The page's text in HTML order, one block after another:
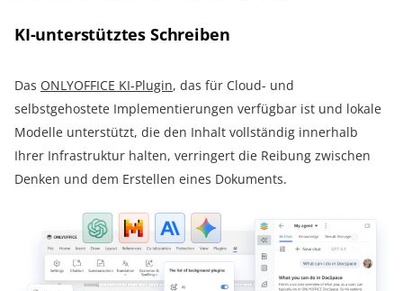
KI-unterstütztes Schreiben
Das ONLYOFFICE KI-Plugin, das für Cloud- und
selbstgehostete Implementierungen verfügbar ist und lokale
Modelle unterstützt, die den Inhalt vollständig innerhalb
Ihrer Infrastruktur halten, verringert die Reibung zwischen
Denken und dem Erstellen eines Dokuments.